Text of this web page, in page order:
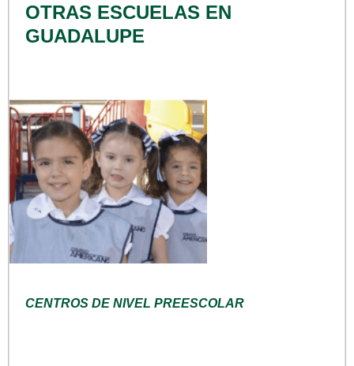
OTRAS ESCUELAS EN
GUADALUPE
CENTROS DE NIVEL PREESCOLAR